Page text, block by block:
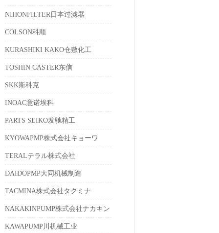
NIHONFILTER日本过滤器
COLSON科顺
KURASHIKI KAKO仓敷化工
TOSHIN CASTER东信
SKK斯科克
INOAC意诺埃科
PARTS SEIKO发驰精工
KYOWAPMP株式会社キョーワ
TERALテラル株式会社
DAIDOPMP大同机械制造
TACMINA株式会社タクミナ
NAKAKINPUMP株式会社ナカキン
KAWAPUMP川机械工业